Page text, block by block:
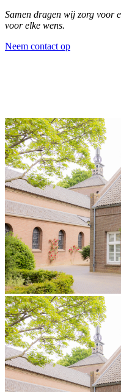
Samen dragen wij zorg voor
voor elke wens.
Neem contact op